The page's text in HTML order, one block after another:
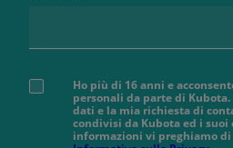
Ho più di 16 anni e
personali da parte di
dati e la mia richiesta di
condivisi da Kubota ed i suoi
informazioni vi preghiamo di